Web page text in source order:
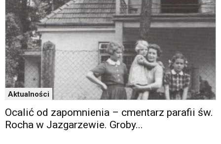
Aktualności
Ocalić od zapomnienia – cmentarz parafii św.
Rocha w Jazgarzewie. Groby...